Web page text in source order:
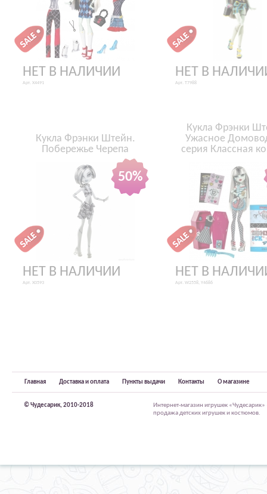
НЕТ В НАЛИЧИИ
Арт. X4491
НЕТ В
Арт. T7988
50%
Кукла Фрэнки Штейн.
Побережье Черепа
НЕТ В НАЛИЧИИ
Арт. X0593
Кукла Фрэнки
Ужасное
серия Классная
НЕТ В
Арт. W2558, Y4686
Главная Доставка и оплата Пункты выдачи Контакты О магазине
© Чудесарик, 2010-2018
Интернет-магазин игрушек
продажа детских игрушек и костюмов.